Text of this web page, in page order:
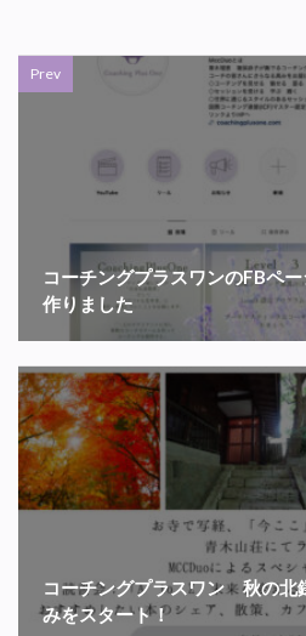
Prev
コーチングプラスワンのFBペ
作りました
コーチングプラスワン 秋の北
みをスタート！